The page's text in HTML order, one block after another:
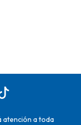
atención a toda